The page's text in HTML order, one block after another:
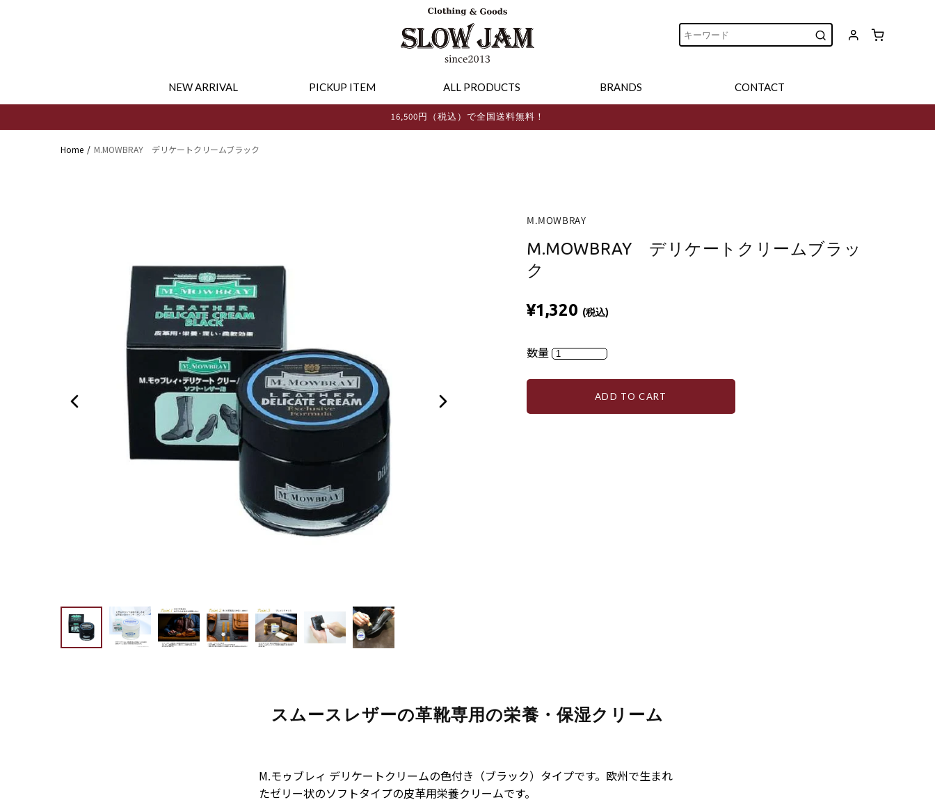
NEW ARRIVAL PICKUP ITEM ALL PRODUCTS BRANDS CONTACT
16,500円（税込）で全国送料無料！
Home M.MOWBRAY デリケートクリームブラック
M.MOWBRAY
M.MOWBRAY デリケートクリームブラッ
ク
¥1,320 (税込)
数量
ADD TO CART
スムースレザーの革靴専用の栄養・保湿クリーム
M.モゥブレィ デリケートクリームの色付き（ブラック）タイプです。欧州で生まれ
たゼリー状のソフトタイプの皮革用栄養クリームです。